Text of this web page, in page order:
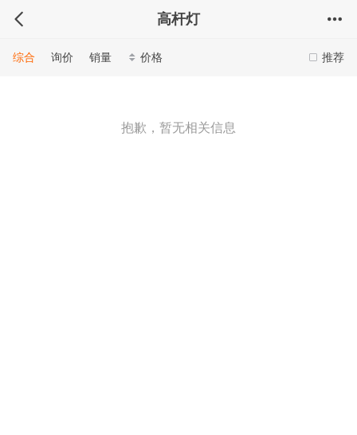
高杆灯
推荐
综合 询价 销量 价格
抱歉，暂无相关信息